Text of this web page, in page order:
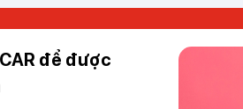
để được